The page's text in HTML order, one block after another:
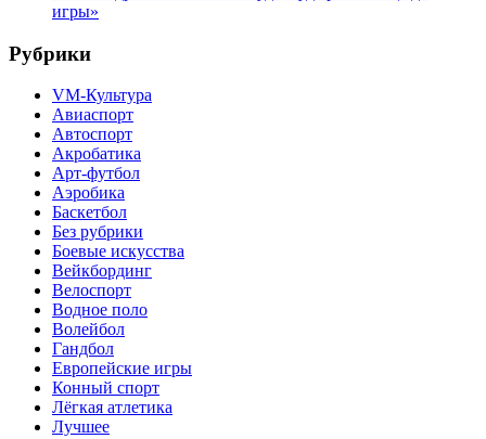
игры»
Рубрики
VM-Культура
Авиаспорт
Автоспорт
Акробатика
Арт-футбол
Аэробика
Баскетбол
Без рубрики
Боевые искусства
Вейкбординг
Велоспорт
Водное поло
Волейбол
Гандбол
Европейские игры
Конный спорт
Лёгкая атлетика
Лучшее